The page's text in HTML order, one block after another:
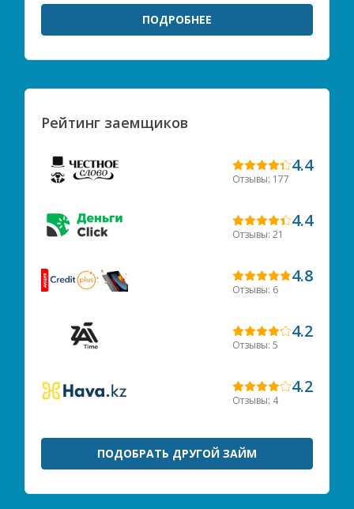
ПОДРОБНЕЕ
Рейтинг заемщиков
4.4
Отзывы: 177
4.4
Отзывы: 21
4.8
Отзывы: 6
4.2
Отзывы: 5
4.2
Отзывы: 4
ПОДОБРАТЬ ДРУГОЙ ЗАЙМ